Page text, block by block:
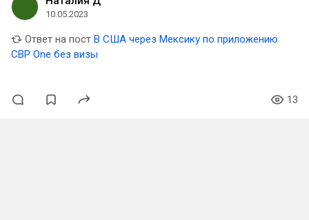
10.05.2023
Ответ на пост В США через Мексику по приложению
CBP One без визы
13